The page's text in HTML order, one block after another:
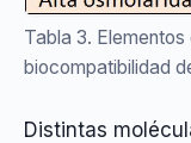
Tabla 3.
biocompatibilidad
Distintas